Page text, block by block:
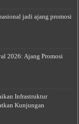
jadi ajang promosi
2026: Ajang Promosi
Infrastruktur
Kunjungan